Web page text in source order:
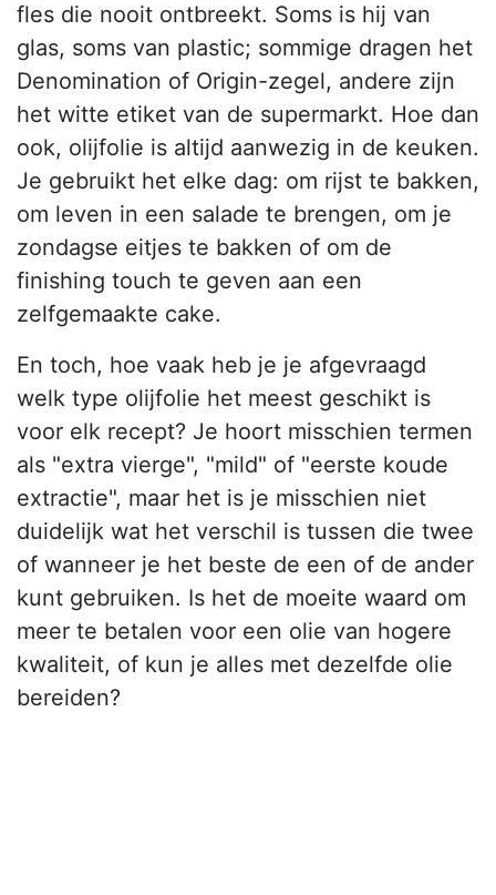
fles die nooit ontbreekt. Soms is hij van
glas, soms van plastic; sommige dragen het
Denomination of Origin-zegel, andere zijn
het witte etiket van de supermarkt. Hoe dan
ook, olijfolie is altijd aanwezig in de keuken.
Je gebruikt het elke dag: om rijst te bakken,
om leven in een salade te brengen, om je
zondagse eitjes te bakken of om de
finishing touch te geven aan een
zelfgemaakte cake.
En toch, hoe vaak heb je je afgevraagd
welk type olijfolie het meest geschikt is
voor elk recept? Je hoort misschien termen
als "extra vierge", "mild" of "eerste koude
extractie", maar het is je misschien niet
duidelijk wat het verschil is tussen die twee
of wanneer je het beste de een of de ander
kunt gebruiken. Is het de moeite waard om
meer te betalen voor een olie van hogere
kwaliteit, of kun je alles met dezelfde olie
bereiden?